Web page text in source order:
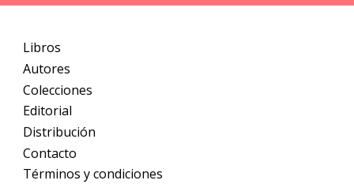
Libros
Autores
Colecciones
Editorial
Distribución
Contacto
Términos y condiciones